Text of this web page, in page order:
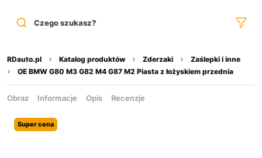
Czego szukasz?
RDauto.pl Katalog produktów Zderzaki
Zaślepki i inne
OE BMW G80 M3 G82 M4 G87 M2 Piasta z łożyskiem przednia
Obraz Informacje Opis Recenzje
Super cena